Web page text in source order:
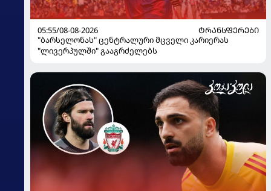
05:55/08-08-2026
ᲢᲠᲐᲜᲡᲤᲔᲠᲔᲑᲘ
"ბარსელონას" ცენტრალური მცველი კარიერას
"ლივერპულში" გააგრძელებს